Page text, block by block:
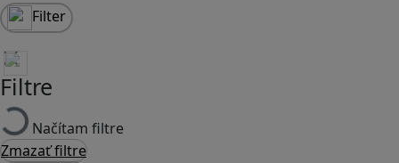
Filter
Filtre
Načítam filtre
Zmazať filtre